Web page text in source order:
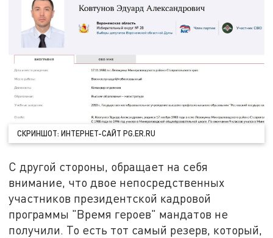
СКРИНШОТ: ИНТЕРНЕТ-САЙТ PG.ER.RU
С другой стороны, обращает на себя
внимание, что двое непосредственных
участников президентской кадровой
программы "Время героев" мандатов не
получили. То есть тот самый резерв, который,